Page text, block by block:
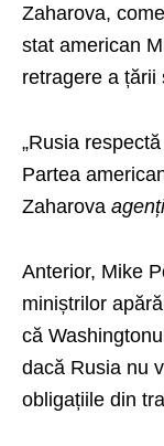
Zaharova,
stat american
retragere a țării
„Rusia
Partea
Zaharova
Anterior, Mike
miniștrilor
că
dacă Rusia nu
obligațiile din